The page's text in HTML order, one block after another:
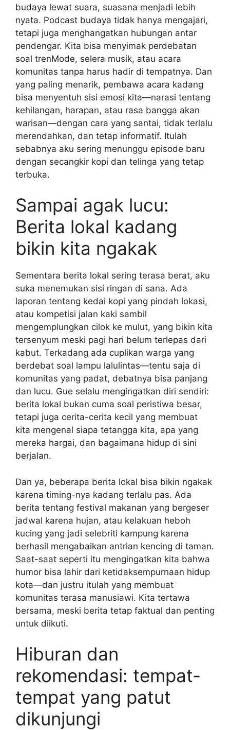
budaya lewat suara, suasana menjadi lebih
nyata. Podcast budaya tidak hanya mengajari,
tetapi juga menghangatkan hubungan antar
pendengar. Kita bisa menyimak perdebatan
soal trenMode, selera musik, atau acara
komunitas tanpa harus hadir di tempatnya. Dan
yang paling menarik, pembawa acara kadang
bisa menyentuh sisi emosi kita—narasi tentang
kehilangan, harapan, atau rasa bangga akan
warisan—dengan cara yang santai, tidak terlalu
merendahkan, dan tetap informatif. Itulah
sebabnya aku sering menunggu episode baru
dengan secangkir kopi dan telinga yang tetap
terbuka.
Sampai agak lucu:
Berita lokal kadang
bikin kita ngakak
Sementara berita lokal sering terasa berat, aku
suka menemukan sisi ringan di sana. Ada
laporan tentang kedai kopi yang pindah lokasi,
atau kompetisi jalan kaki sambil
mengemplungkan cilok ke mulut, yang bikin kita
tersenyum meski pagi hari belum terlepas dari
kabut. Terkadang ada cuplikan warga yang
berdebat soal lampu lalulintas—tentu saja di
komunitas yang padat, debatnya bisa panjang
dan lucu. Gue selalu mengingatkan diri sendiri:
berita lokal bukan cuma soal peristiwa besar,
tetapi juga cerita-cerita kecil yang membuat
kita mengenal siapa tetangga kita, apa yang
mereka hargai, dan bagaimana hidup di sini
berjalan.
Dan ya, beberapa berita lokal bisa bikin ngakak
karena timing-nya kadang terlalu pas. Ada
berita tentang festival makanan yang bergeser
jadwal karena hujan, atau kelakuan heboh
kucing yang jadi selebriti kampung karena
berhasil mengabaikan antrian kencing di taman.
Saat-saat seperti itu mengingatkan kita bahwa
humor bisa lahir dari ketidaksempurnaan hidup
kota—dan justru itulah yang membuat
komunitas terasa manusiawi. Kita tertawa
bersama, meski berita tetap faktual dan penting
untuk diikuti.
Hiburan dan
rekomendasi: tempat-
tempat yang patut
dikunjungi